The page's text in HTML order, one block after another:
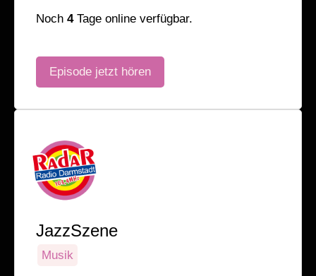
Noch 4Tage online verfügbar.
Episode jetzt hören
JazzSzene
Musik